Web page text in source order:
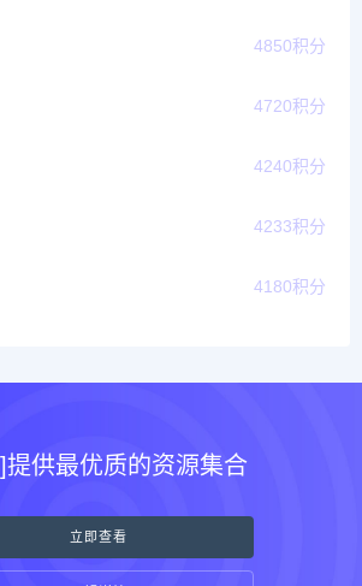
4850积分
4720积分
4240积分
4233积分
4180积分
提供最优质的资源集合
立即查看